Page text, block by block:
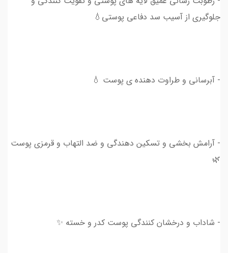
جلوگیری از آسیب سد دفاعی پوستی💧
- آبرسانی و طراوت دهنده ی پوست 💧
- آرامش بخشی و تسکین دهندگی و ضد التهاب و قرمزی پوست
🌿
- شاداب و درخشان کنندگی پوست کدر و خسته ✨